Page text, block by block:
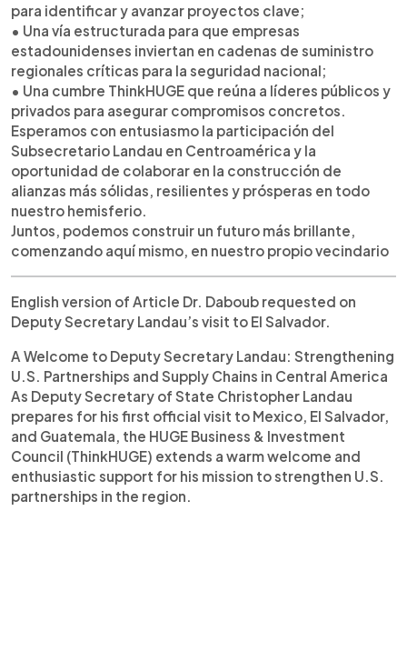
para identificar y avanzar proyectos clave;
• Una vía estructurada para que empresas
estadounidenses inviertan en cadenas de suministro
regionales críticas para la seguridad nacional;
• Una cumbre ThinkHUGE que reúna a líderes públicos y
privados para asegurar compromisos concretos.
Esperamos con entusiasmo la participación del
Subsecretario Landau en Centroamérica y la
oportunidad de colaborar en la construcción de
alianzas más sólidas, resilientes y prósperas en todo
nuestro hemisferio.
Juntos, podemos construir un futuro más brillante,
comenzando aquí mismo, en nuestro propio vecindario
English version of Article Dr. Daboub requested on
Deputy Secretary Landau’s visit to El Salvador.
A Welcome to Deputy Secretary Landau: Strengthening
U.S. Partnerships and Supply Chains in Central America
As Deputy Secretary of State Christopher Landau
prepares for his first official visit to Mexico, El Salvador,
and Guatemala, the HUGE Business & Investment
Council (ThinkHUGE) extends a warm welcome and
enthusiastic support for his mission to strengthen U.S.
partnerships in the region.